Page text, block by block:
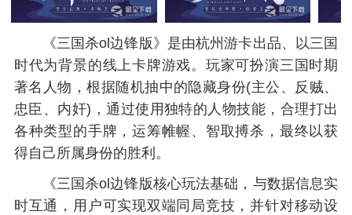
《三国杀ol边锋版》是由杭州游卡出品、以三国
时代为背景的线上卡牌游戏。玩家可扮演三国时期
著名人物，根据随机抽中的隐藏身份(主公、反贼、
忠臣、内奸)，通过使用独特的人物技能，合理打出
各种类型的手牌，运筹帷幄、智取搏杀，最终以获
得自己所属身份的胜利。
《三国杀ol边锋版核心玩法基础，与数据信息实
时互通，用户可实现双端同局竞技，并针对移动设